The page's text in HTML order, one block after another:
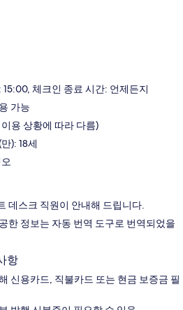
체크인 종료 시간: 언제든지
가능
용 상황에 따라 다름)
): 18세
데스크 직원이 안내해 드립니다.
한 정보는 자동 번역 도구로 번역되었을
항
신용카드, 직불카드 또는 현금 보증금 필